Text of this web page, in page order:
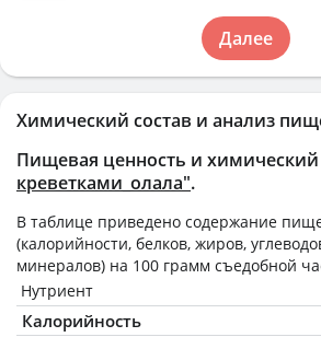
Химический состав и анализ
Пищевая ценность и химический
креветками_олала".
В таблице приведено содержание
(калорийности, белков, жиров,
минералов) на 100 грамм съедобной
Нутриент
Калорийность
Далее